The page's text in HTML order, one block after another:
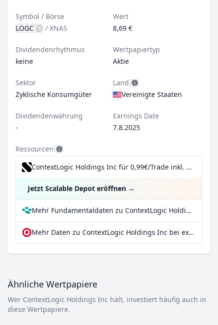
Symbol / Börse
LOGC
/ XNAS
Wert
8,69 €
Dividendenrhythmus
keine
Wertpapiertyp
Aktie
Sektor
Zyklische Konsumgüter
Land
Vereinigte Staaten
Dividendenwährung
-
Earnings Date
7.8.2025
Ressourcen
ContextLogic Holdings Inc für 0,99€/Trade inkl. Dividend Reinvestment Plan
Jetzt Scalable Depot eröffnen →
Mehr Fundamentaldaten zu ContextLogic Holdings Inc bei Parqet
Mehr Daten zu ContextLogic Holdings Inc bei extraETF
Ähnliche Wertpapiere
Wer ContextLogic Holdings Inc hält, investiert häufig auch in
diese Wertpapiere.